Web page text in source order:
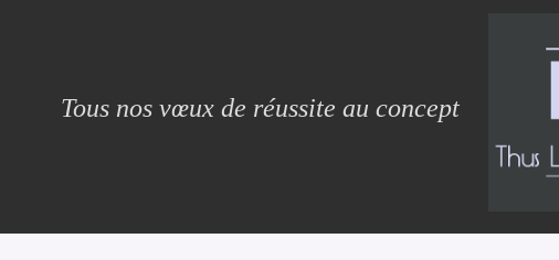
Tous nos vœux de réussite au concept